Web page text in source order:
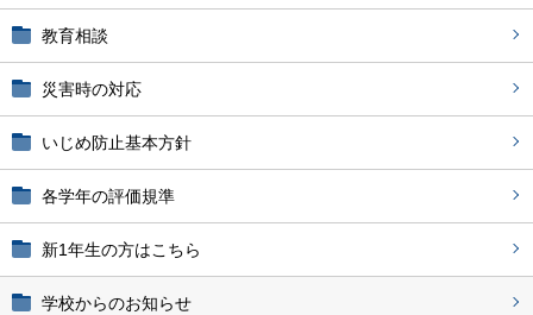
教育相談
災害時の対応
いじめ防止基本方針
各学年の評価規準
新1年生の方はこちら
学校からのお知らせ